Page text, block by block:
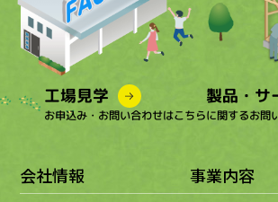
工場見学
お申込み・お問い合わせはこちら
製品・サ
に関するお問
会社情報 事業内容